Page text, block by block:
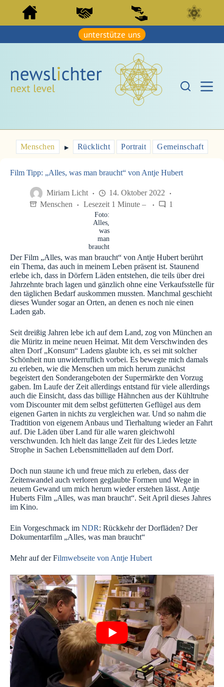
m
n
l
t
s
g
unterstütze uns
Menschen ▶︎ Rücklicht Portrait Gemeinschaft
Film Tipp: „Alles, was man braucht“ von Antje Hubert
Miriam Licht
14. Oktober 2022
Menschen
Lesezeit 1 Minute – 1
Foto:
Alles,
was
man
braucht
Der Film „Alles, was man braucht“ von Antje Hubert berührt
ein Thema, das auch in meinem Leben präsent ist. Staunend
erlebe ich, dass in Dörfern Läden entstehen, die teils über drei
Jahrzehnte brach lagen und gänzlich ohne eine Verkaufsstelle für
den täglichen Bedarf auskommen mussten. Manchmal geschieht
dieses Wunder sogar an Orten, an denen es noch nie einen
Laden gab.
Seit dreißig Jahren lebe ich auf dem Land, zog von München an
die Müritz in meine neuen Heimat. Mit dem Verschwinden des
alten Dorf „Konsum“ Ladens glaubte ich, es sei mit solcher
Schönheit nun unwiderruflich vorbei. Es bewegte mich damals
zu erleben, wie die Menschen um mich herum zunächst
begeistert den Sonderangeboten der Supermärkte den Vorzug
gaben. Im Laufe der Zeit allerdings entstand für viele allerdings
auch die Einsicht, dass das billige Hähnchen aus der Kühltruhe
vom Discounter mit dem selbst gefütterten Geflügel aus dem
eigenen Garten in nichts zu vergleichen war. Und so nahm die
Tradtition von eigenem Anbaus und Tierhaltung wieder an Fahrt
auf. Die Läden über Land für alle waren gleichwohl
verschwunden. Ich hielt das lange Zeit für des Liedes letzte
Strophe in Sachen Lebensmittelladen auf dem Dorf.
Doch nun staune ich und freue mich zu erleben, dass der
Zeitenwandel auch verloren geglaubte Formen und Wege in
neuem Gewand um mich herum wieder erstehen lässt. Antje
Huberts Film „Alles, was man braucht“. Seit April dieses Jahres
im Kino.
Ein Vorgeschmack im NDR: Rückkehr der Dorfläden? Der
Dokumentarfilm „Alles, was man braucht“
Mehr auf der Filmwebseite von Antje Hubert